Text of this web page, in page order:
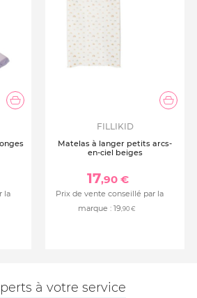
la
FILLIKID
Matelas à langer petits arcs-
en-ciel beiges
17,90 €
Prix de vente conseillé par la
marque : 19,90 €
à votre service